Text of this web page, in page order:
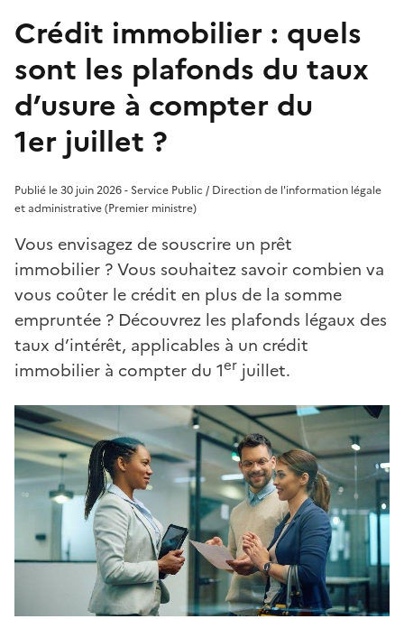
Crédit immobilier : quels
sont les plafonds du taux
d’usure à compter du
1er juillet ?
Publié le 30 juin 2026 - Service Public / Direction de l'information légale
et administrative (Premier ministre)
Vous envisagez de souscrire un prêt
immobilier ? Vous souhaitez savoir combien va
vous coûter le crédit en plus de la somme
empruntée ? Découvrez les plafonds légaux des
taux d’intérêt, applicables à un crédit
immobilier à compter du 1er juillet.